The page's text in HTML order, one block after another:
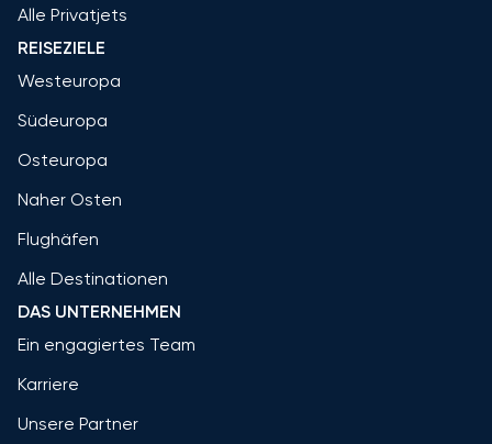
Alle Privatjets
REISEZIELE
Westeuropa
Südeuropa
Osteuropa
Naher Osten
Flughäfen
Alle Destinationen
DAS UNTERNEHMEN
Ein engagiertes Team
Karriere
Unsere Partner